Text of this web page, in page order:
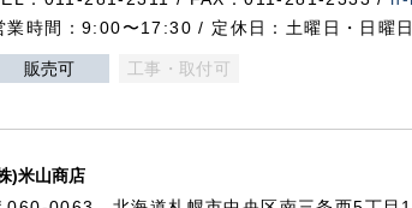
業時間：9:00〜17:30 / 定休日：土曜日・日曜
販売可 工事・取付可
)米山商店